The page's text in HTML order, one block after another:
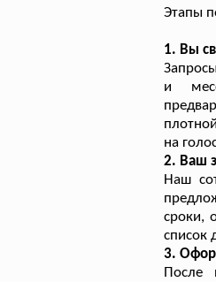
Этапы
1. Вы
и
на
2. Ваш
Наш
сроки,
список
3.
После